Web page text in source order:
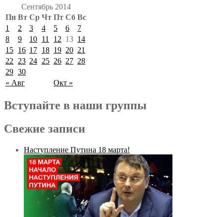
Сентябрь 2014
Пн Вт Ср Чт Пт Сб Вс
« Авг Окт »
1 2 3 4 5 6
7
8
9 10 11 12 13 14
15 16 17 18 19 20 21
22
23 24 25 26 27 28
29 30
Вступайте в наши группы
Свежие записи
Наступление Путина 18 марта!